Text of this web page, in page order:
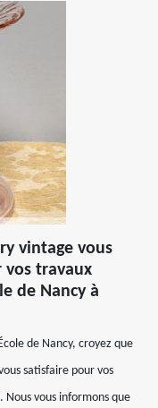
vintage vous
vos travaux
de Nancy à
de Nancy, croyez que
satisfaire pour vos
vous informons que